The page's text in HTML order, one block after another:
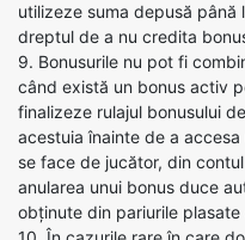
utilizeze suma depusă până
dreptul de a nu credita
9. Bonusurile nu pot fi
când există un bonus activ
finalizeze rulajul bonusului
acestuia înainte de a
se face de jucător, din
anularea unui bonus duce
obținute din pariurile plasate